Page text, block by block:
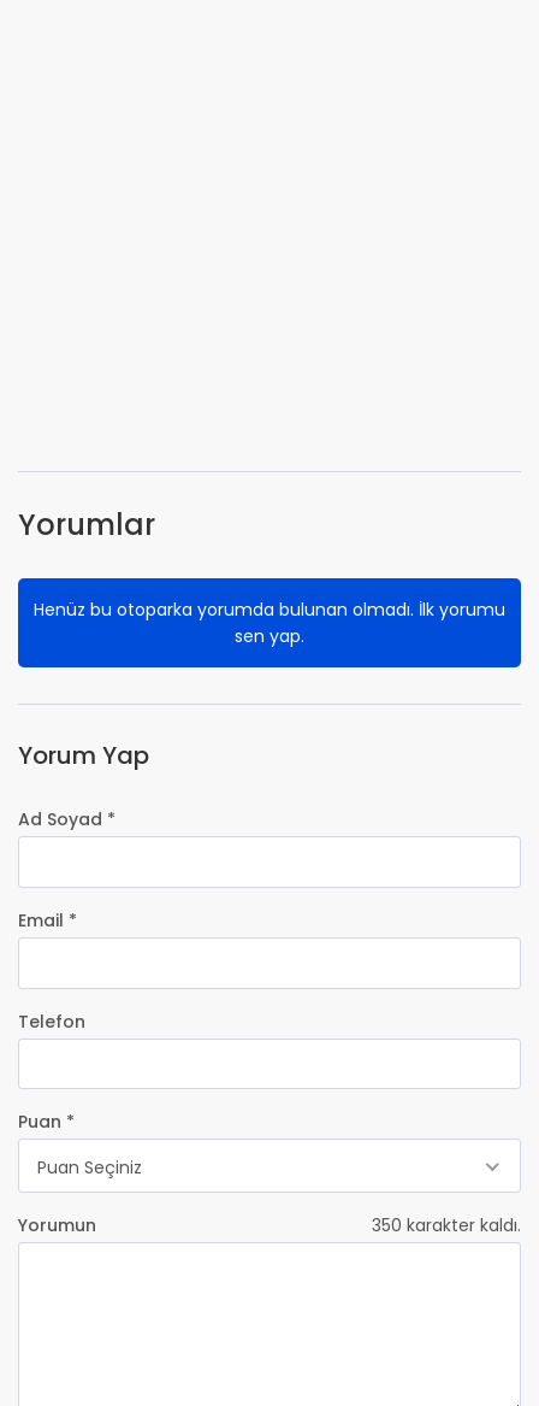
Yorumlar
Henüz bu otoparka yorumda bulunan olmadı. İlk yorumu
sen yap.
Yorum Yap
Ad Soyad *
Email *
Telefon
Puan *
Puan Seçiniz
Yorumun 350 karakter kaldı.